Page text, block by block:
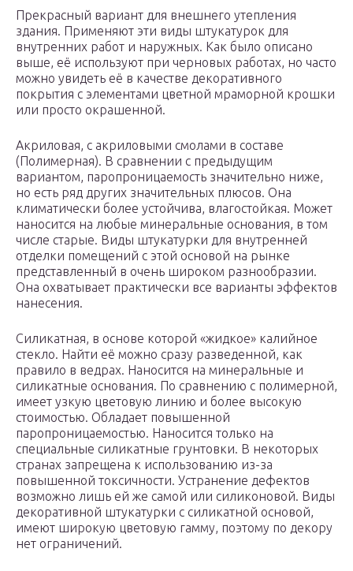
Прекрасный вариант для внешнего утепления
здания. Применяют эти виды штукатурок для
внутренних работ и наружных. Как было описано
выше, её используют при черновых работах, но часто
можно увидеть её в качестве декоративного
покрытия с элементами цветной мраморной крошки
или просто окрашенной.
Акриловая, с акриловыми смолами в составе
(Полимерная). В сравнении с предыдущим
вариантом, паропроницаемость значительно ниже,
но есть ряд других значительных плюсов. Она
климатически более устойчива, влагостойкая. Может
наносится на любые минеральные основания, в том
числе старые. Виды штукатурки для внутренней
отделки помещений с этой основой на рынке
представленный в очень широком разнообразии.
Она охватывает практически все варианты эффектов
нанесения.
Силикатная, в основе которой «жидкое» калийное
стекло. Найти её можно сразу разведенной, как
правило в ведрах. Наносится на минеральные и
силикатные основания. По сравнению с полимерной,
имеет узкую цветовую линию и более высокую
стоимостью. Обладает повышенной
паропроницаемостью. Наносится только на
специальные силикатные грунтовки. В некоторых
странах запрещена к использованию из-за
повышенной токсичности. Устранение дефектов
возможно лишь ей же самой или силиконовой. Виды
декоративной штукатурки с силикатной основой,
имеют широкую цветовую гамму, поэтому по декору
нет ограничений.